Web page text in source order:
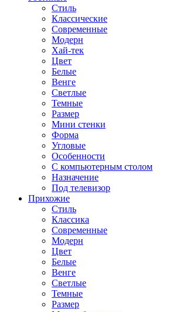
Стиль
Классические
Современные
Модерн
Хай-тек
Цвет
Белые
Венге
Светлые
Темные
Размер
Мини стенки
Форма
Угловые
Особенности
С компьютерным столом
Назначение
Под телевизор
Прихожие
Стиль
Классика
Современные
Модерн
Цвет
Белые
Венге
Светлые
Темные
Размер